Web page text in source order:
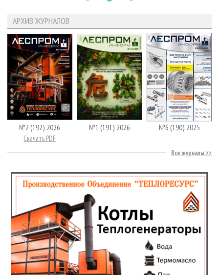
АРХИВ ЖУРНАЛОВ
№2 (192) 2026
Скачать PDF
№1 (191) 2026 №6 (190) 2025
Все журналы